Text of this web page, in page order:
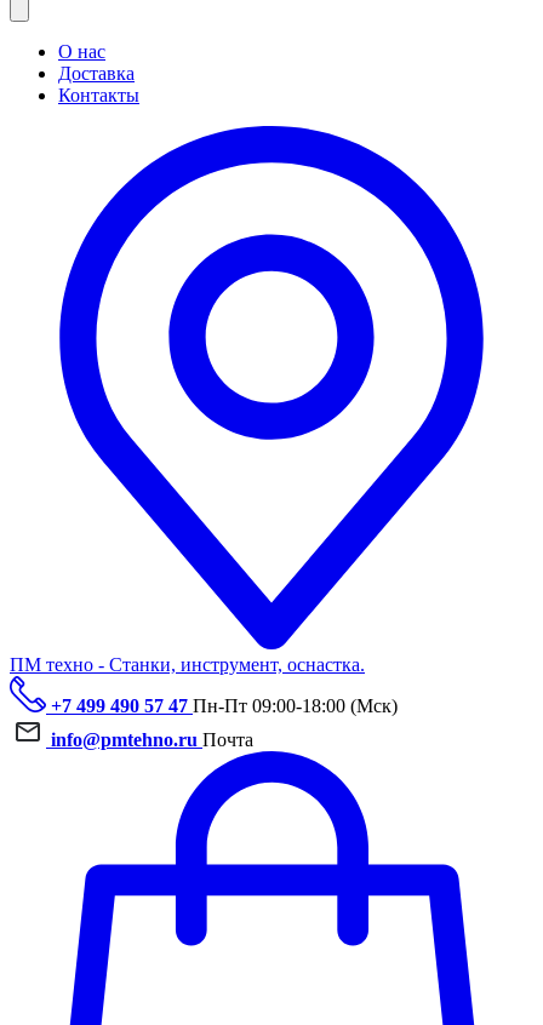
О нас
Доставка
Контакты
ПМ техно - Станки, инструмент, оснастка.
+7 499 490 57 47 Пн-Пт 09:00-18:00 (Мск)
info@pmtehno.ru Почта